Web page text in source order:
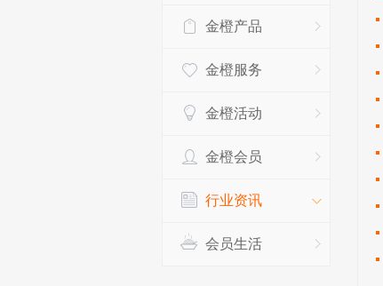
关于平安银行电子版信用卡更名为平安银行数字信用卡的公告
金橙产品
金橙服务
金橙活动
金橙会员
行业资讯
会员生活